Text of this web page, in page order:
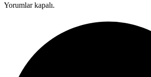
Yorumlar kapalı.